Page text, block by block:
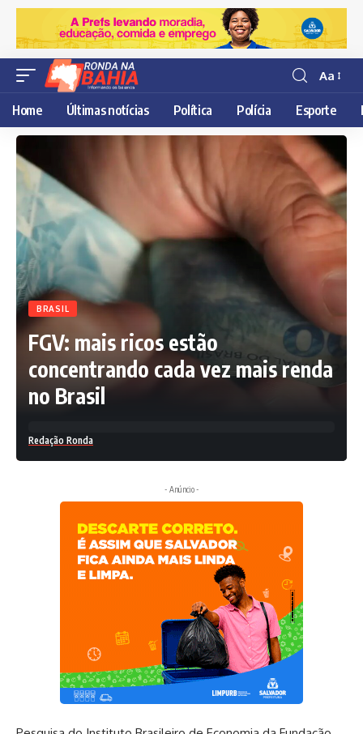
Resisor
de
fonte
Aa
Home Últimas notícias Política Polícia Esporte
BRASIL
FGV: mais ricos estão
concentrando cada vez mais renda
no Brasil
Redação Ronda
- Anúncio -